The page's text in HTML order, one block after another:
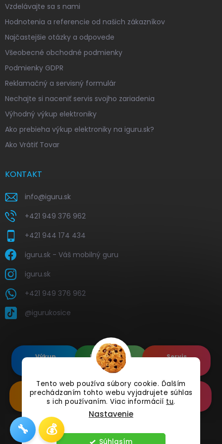
Tento web používa súbory cookie. Ďalším
prechádzaním tohto webu vyjadrujete súhlas
s ich používaním. Viac informácií tu.
Nastavenie
Súhlasím
Vzdelávajte sa s nami
Hodnotenia a referencie od našich zákazníkov
Najčastejšie otázky a odpovede
Všeobecné obchodné podmienky
Podmienky GDPR
Reklamačný a servisný formulár
Nechajte si naceniť servis svojho zariadenia
Výhodný výkup elektroniky
Ako prebieha výkup elektroniky na iguru.sk?
Ako Vrátiť Tovar
KONTAKT
info@iguru.sk
+421 949 376 962
+421 944 174 434
iguru.sk - Váš mobilný guru
iguru.sk
+421 949 376 962
@igurukosice
Výkup
Renovované
Apple's
Servis
Renovované
Samsung's
Doplnkové
Príslušenstvo
Online
Reklamácia
Copyright 2026 iguru.sk. Všetky práva vyhradené.
🔧 💰